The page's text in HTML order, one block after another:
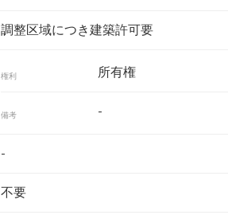
調整区域につき建築許可要
権利 所有権
備考 -
-
不要